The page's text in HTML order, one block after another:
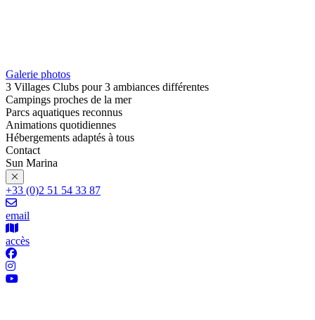
Galerie photos
3 Villages Clubs pour 3 ambiances différentes
Campings proches de la mer
Parcs aquatiques reconnus
Animations quotidiennes
Hébergements adaptés à tous
Contact
Sun Marina
+33 (0)2 51 54 33 87
email
accès